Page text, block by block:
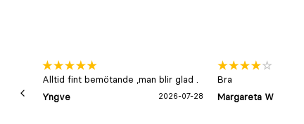
Alltid fint bemötande ,man blir glad .
Yngve
2026-07-28
Bra
Margareta W